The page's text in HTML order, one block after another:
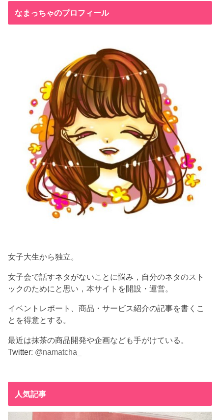
なまっちゃのプロフィール
女子大生から独立。
女子会で話すネタがないことに悩み，自分のネタのスト
ックのためにと思い，本サイトを開設・運営。
イベントレポート、商品・サービス紹介の記事を書くこ
とを得意とする。
最近は抹茶の商品開発や企画なども手がけている。
Twitter: @namatcha_
人気記事